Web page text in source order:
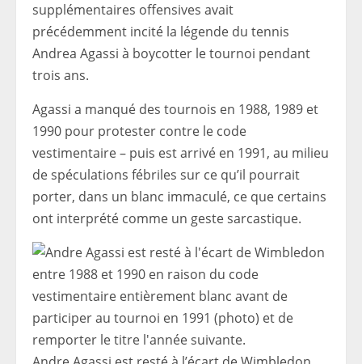
supplémentaires offensives avait
précédemment incité la légende du tennis
Andrea Agassi à boycotter le tournoi pendant
trois ans.
Agassi a manqué des tournois en 1988, 1989 et
1990 pour protester contre le code
vestimentaire – puis est arrivé en 1991, au milieu
de spéculations fébriles sur ce qu’il pourrait
porter, dans un blanc immaculé, ce que certains
ont interprété comme un geste sarcastique.